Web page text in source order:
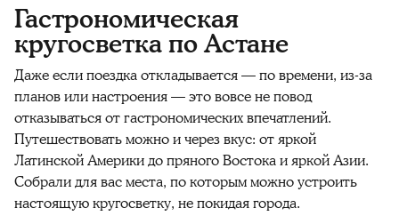
Гастрономическая
кругосветка по Астане
Даже если поездка откладывается — по времени, из-за
планов или настроения — это вовсе не повод
отказываться от гастрономических впечатлений.
Путешествовать можно и через вкус: от яркой
Латинской Америки до пряного Востока и яркой Азии.
Собрали для вас места, по которым можно устроить
настоящую кругосветку, не покидая города.